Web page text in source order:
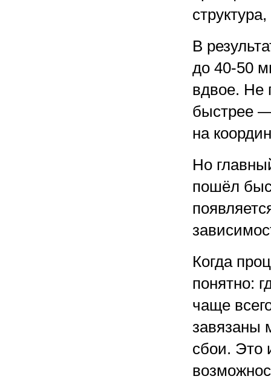
В
до 40-50
вдвое. Не
быстрее —
на
Но
пошёл
Когда
понятно:
чаще
завязаны
сбои. Это